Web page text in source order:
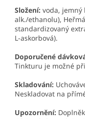
Složení: voda, jemný
alk./ethanolu),
standardizovaný
L-askorbová).
Doporučené
Tinkturu je možné
Skladování:
Neskladovat na
Upozornění: